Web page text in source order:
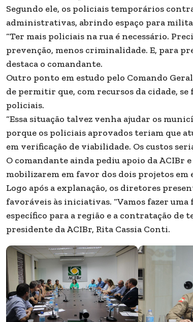
Segundo ele, os policiais temporários
administrativas, abrindo espaço para
“Ter mais policiais na rua é necessário.
prevenção, menos criminalidade. E, para
destaca o comandante.
Outro ponto em estudo pelo Comando
de permitir que, com recursos da cidade,
policiais.
“Essa situação talvez venha ajudar os
porque os policiais aprovados teriam que
em verificação de viabilidade. Os custos
O comandante ainda pediu apoio da ACIBr
mobilizarem em favor dos dois projetos em
Logo após a explanação, os diretores
favoráveis às iniciativas. “Vamos fazer
específico para a região e a contratação de
presidente da ACIBr, Rita Cassia Conti.